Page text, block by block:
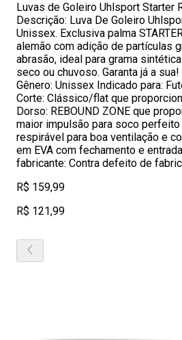
Luvas de Goleiro Uhlsport Starter
Descrição: Luva De Goleiro
Unissex. Exclusiva palma
alemão com adição de partículas
abrasão, ideal para grama
seco ou chuvoso. Garanta já a sua!
Gênero: Unissex Indicado para:
Corte: Clássico/flat que
Dorso: REBOUND ZONE que
maior impulsão para soco perfeito
respirável para boa ventilação e
em EVA com fechamento e
fabricante: Contra defeito de
R$ 159,99
R$ 121,99